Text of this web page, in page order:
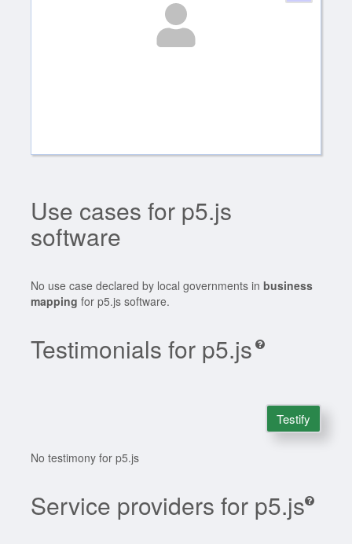
Use cases for p5.js
software
No use case declared by local governments inbusiness
mapping for p5.js software.
Testimonials for p5.js
Testify
No testimony for p5.js
Service providers for p5.js